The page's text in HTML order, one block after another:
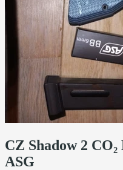
CZ Shadow 2
ASG